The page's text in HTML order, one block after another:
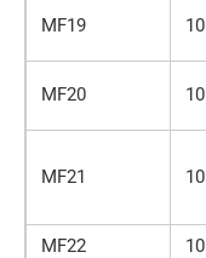
MF19 10
MF20 10
MF21 10
MF22
10